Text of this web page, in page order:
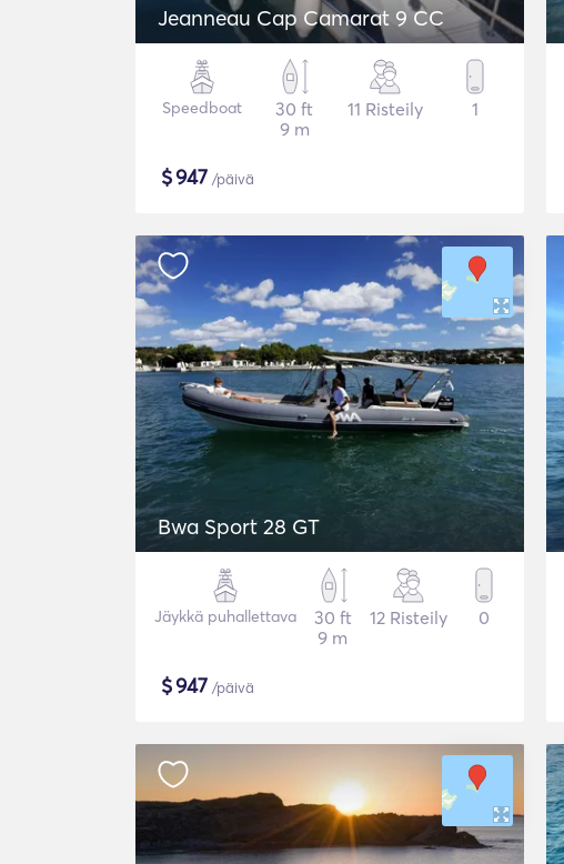
Jeanneau Cap Camarat 9 CC
Speedboat
30 ft
9 m
11 Risteily 1
$947 /päivä
Bwa Sport 28 GT
Jäykkä puhallettava
30 ft
9 m
12 Risteily 0
$947 /päivä